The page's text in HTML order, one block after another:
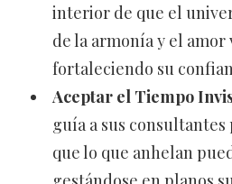
interior de que el
de la armonía y el
fortaleciendo su
Aceptar el Tiempo
guía a sus
que lo que anhelan